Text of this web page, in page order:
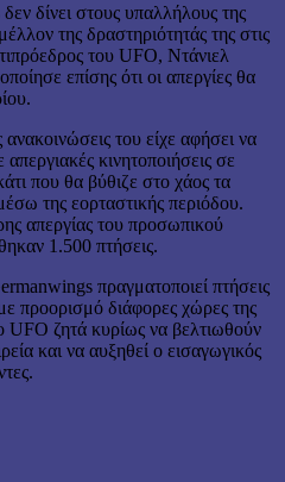
δίνει στους υπαλλήλους της
της δραστηριότητάς της στις
του UFO, Ντάνιελ
επίσης ότι οι απεργίες θα
του είχε αφήσει να
κινητοποιήσεις σε
που θα βύθιζε στο χάος τα
της εορταστικής περιόδου.
απεργίας του προσωπικού
1.500 πτήσεις.
πραγματοποιεί πτήσεις
προορισμό διάφορες χώρες της
UFO ζητά κυρίως να βελτιωθούν
και να αυξηθεί ο εισαγωγικός